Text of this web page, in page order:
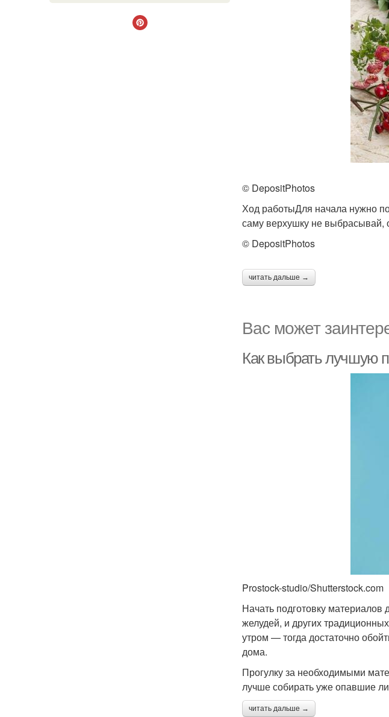
© DepositPhotos
Ход работыДля начала нужно
саму верхушку не выбрасывай,
© DepositPhotos
читать дальше →
Вас может
Как выбрать лучшую
Prostock-studio/Shutterstock.com
Начать подготовку
желудей, и других
утром — тогда достаточно
дома.
Прогулку за необходимыми
лучше собирать уже опавшие
читать дальше →